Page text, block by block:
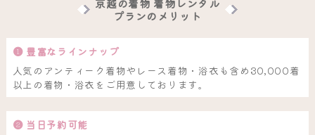
京越の着物 着物レンタル
プランのメリット
❶ 豊富なラインナップ
人気のアンティーク着物やレース着物・浴衣も含め30,000着
以上の着物・浴衣をご用意しております。
❷ 当日予約可能